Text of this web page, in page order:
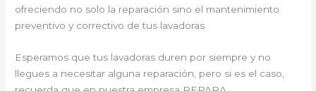
ofreciendo no solo la reparación sino el mantenimiento
preventivo y correctivo de tus lavadoras
Esperamos que tus lavadoras duren por siempre y no
llegues a necesitar alguna reparación, pero si es el caso,